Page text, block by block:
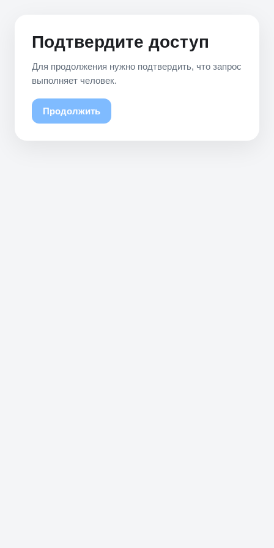
Подтвердите доступ
Для продолжения нужно подтвердить, что запрос
выполняет человек.
Продолжить